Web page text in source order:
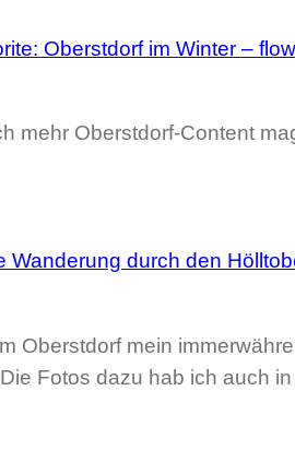
Oberstdorf im Winter –
mehr Oberstdorf-Content
Wanderung durch den
Oberstdorf mein
Fotos dazu hab ich auch